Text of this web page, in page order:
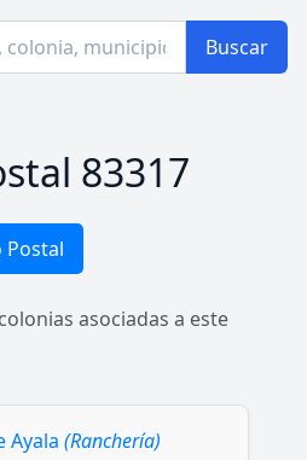
Buscar
83317
Postal
colonias asociadas a este
Ayala (Ranchería)